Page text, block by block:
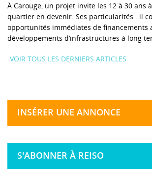
À Carouge, un projet invite les 12 à 30 ans
quartier en devenir. Ses particularités : il
opportunités immédiates de financements
développements d’infrastructures à long
VOIR TOUS LES DERNIERS ARTICLES
INSÉRER UNE ANNONCE
S'ABONNER À REISO